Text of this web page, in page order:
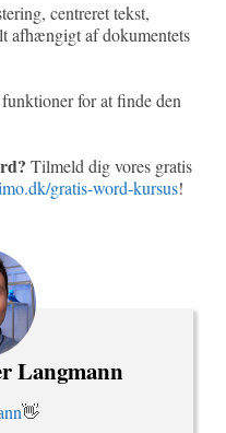
centreret tekst,
afhængigt af dokumentets
for at finde den
Tilmeld dig vores gratis
gratis-word-kursus!
Langmann
👋